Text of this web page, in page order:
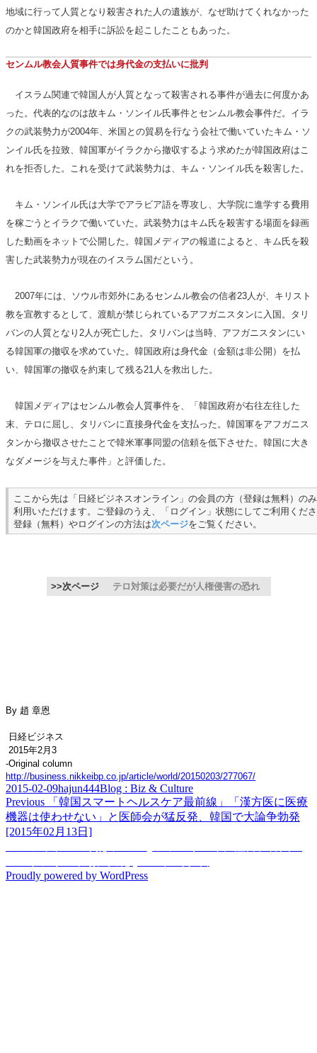
地域に行って人質となり殺害された人の遺族が、なぜ助けてくれなかった
のかと韓国政府を相手に訴訟を起こしたこともあった。
センムル教会人質事件では身代金の支払いに批判
イスラム関連で韓国人が人質となって殺害される事件が過去に何度かあ
った。代表的なのは故キム・ソンイル氏事件とセンムル教会事件だ。イラ
クの武装勢力が2004年、米国との貿易を行なう会社で働いていたキム・ソ
ンイル氏を拉致、韓国軍がイラクから撤収するよう求めたが韓国政府はこ
れを拒否した。これを受けて武装勢力は、キム・ソンイル氏を殺害した。
キム・ソンイル氏は大学でアラビア語を専攻し、大学院に進学する費用
を稼ごうとイラクで働いていた。武装勢力はキム氏を殺害する場面を録画
した動画をネットで公開した。韓国メディアの報道によると、キム氏を殺
害した武装勢力が現在のイスラム国だという。
2007年には、ソウル市郊外にあるセンムル教会の信者23人が、キリスト
教を宣教するとして、渡航が禁じられているアフガニスタンに入国。タリ
バンの人質となり2人が死亡した。タリバンは当時、アフガニスタンにい
る韓国軍の撤収を求めていた。韓国政府は身代金（金額は非公開）を払
い、韓国軍の撤収を約束して残る21人を救出した。
韓国メディアはセンムル教会人質事件を、「韓国政府が右往左往した
末、テロに屈し、タリバンに直接身代金を支払った。韓国軍をアフガニス
タンから撤収させたことで韓米軍事同盟の信頼を低下させた。韓国に大き
なダメージを与えた事件」と評価した。
ここから先は「日経ビジネスオンライン」の会員の方（登録は無料）の
利用いただけます。ご登録のうえ、「ログイン」状態にしてご利用くだ
登録（無料）やログインの方法は次ページをご覧ください。
>>次ページ テロ対策は必要だが人権侵害の恐れ
By 趙 章恩
日経ビジネス
2015年2月3
-Original column
http://business.nikkeibp.co.jp/article/world/20150203/277067/
Posted
on
2015-02-09Author
hajun444Categories
Blog : Biz & Culture
Post
navigation
Previous
Previous
post:
「韓国スマートヘルスケア最前線」「漢方医に医療
機器は使わせない」と医師会が猛反発、韓国で大論争勃発
[2015年02月13日]
Proudly powered by WordPress